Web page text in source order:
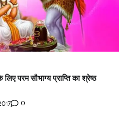
परम सौभाग्य प्राप्ति का श्रेष्ठ
0